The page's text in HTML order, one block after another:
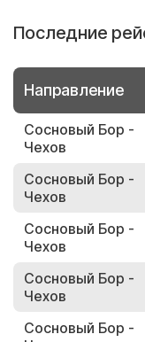
Последние
Направление
Сосновый Бор -
Чехов
Сосновый Бор -
Чехов
Сосновый Бор -
Чехов
Сосновый Бор -
Чехов
Сосновый Бор -